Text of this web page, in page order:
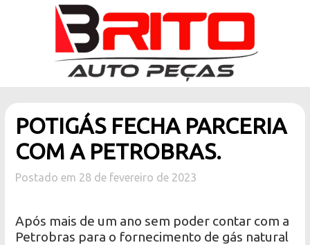
POTIGÁS FECHA PARCERIA
COM A PETROBRAS.
Postado em 28 de fevereiro de 2023
Após mais de um ano sem poder contar com a
Petrobras para o fornecimento de gás natural